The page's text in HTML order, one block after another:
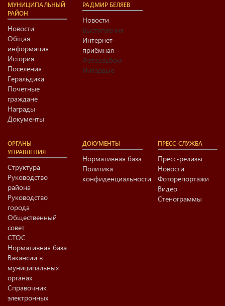
МУНИЦИПАЛЬНЫЙ
РАЙОН
Новости
Общая
информация
История
Поселения
Геральдика
Почетные
граждане
Награды
Документы
РАДМИР БЕЛЯЕВ
Новости
Выступления
Интернет-
приёмная
Фотоальбом
Интервью
ОРГАНЫ
УПРАВЛЕНИЯ
Структура
Руководство
района
Руководство
города
Общественный
совет
СТОС
Нормативная база
Вакансии в
муниципальных
органах
Справочник
электронных
ДОКУМЕНТЫ
Нормативная база
Политика
конфиденциальности
ПРЕСС-СЛУЖБА
Пресс-релизы
Новости
Фоторепортажи
Видео
Стенограммы